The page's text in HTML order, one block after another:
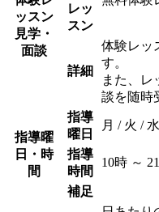
ッスン
見学・
面談
レッ
スン
詳細
体験レッ
す。
また、レ
談を随時
指導曜
日・時
間
指導
曜日
月 / 火 /
指導
時間
10時 ～
補足